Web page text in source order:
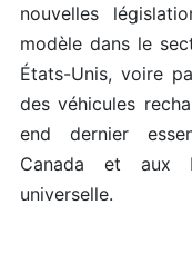
nouvelles
modèle dans le
États-Unis, voire
des véhicules
end dernier
Canada et aux
universelle.